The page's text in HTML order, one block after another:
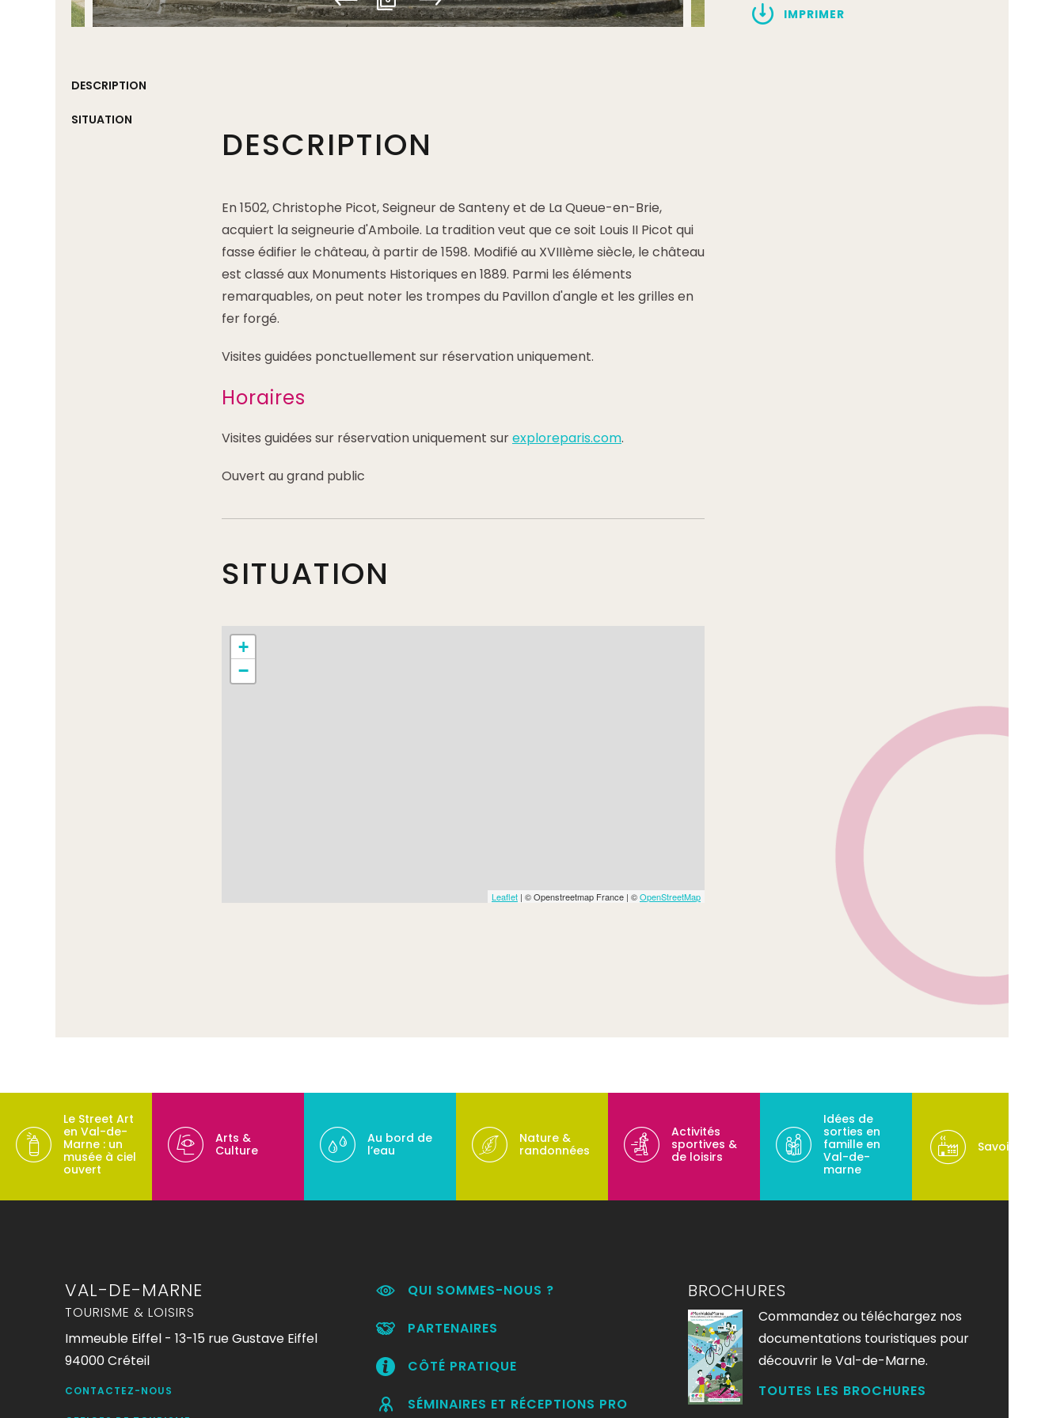
DESCRIPTION
SITUATION
DESCRIPTION
En 1502, Christophe Picot, Seigneur de Santeny et de La Queue-en-Brie,
acquiert la seigneurie d'Amboile. La tradition veut que ce soit Louis II Picot qui
fasse édifier le château, à partir de 1598. Modifié au XVIIIème siècle, le château
est classé aux Monuments Historiques en 1889. Parmi les éléments
remarquables, on peut noter les trompes du Pavillon d'angle et les grilles en
fer forgé.
Visites guidées ponctuellement sur réservation uniquement.
Horaires
Visites guidées sur réservation uniquement surexploreparis.com.
Ouvert au grand public
SITUATION
+
−
Leaflet | © Openstreetmap France | ©OpenStreetMap
IMPRIMER
Le Street Art
en Val-de-
Marne : un
musée à ciel
ouvert
Arts &
Culture
Au bord de
l’eau
Nature &
randonnées
Activités
sportives &
de loisirs
Idées de
sorties en
famille en
Val-de-
marne
Savoir-faire
VAL-DE-MARNE
TOURISME & LOISIRS
Immeuble Eiffel - 13-15 rue Gustave Eiffel
94000 Créteil
CONTACTEZ-NOUS
QUI SOMMES-NOUS ?
PARTENAIRES
CÔTÉ PRATIQUE
SÉMINAIRES ET RÉCEPTIONS PRO
BROCHURES
Commandez ou téléchargez nos
documentations touristiques pour
découvrir le Val-de-Marne.
TOUTES LES BROCHURES